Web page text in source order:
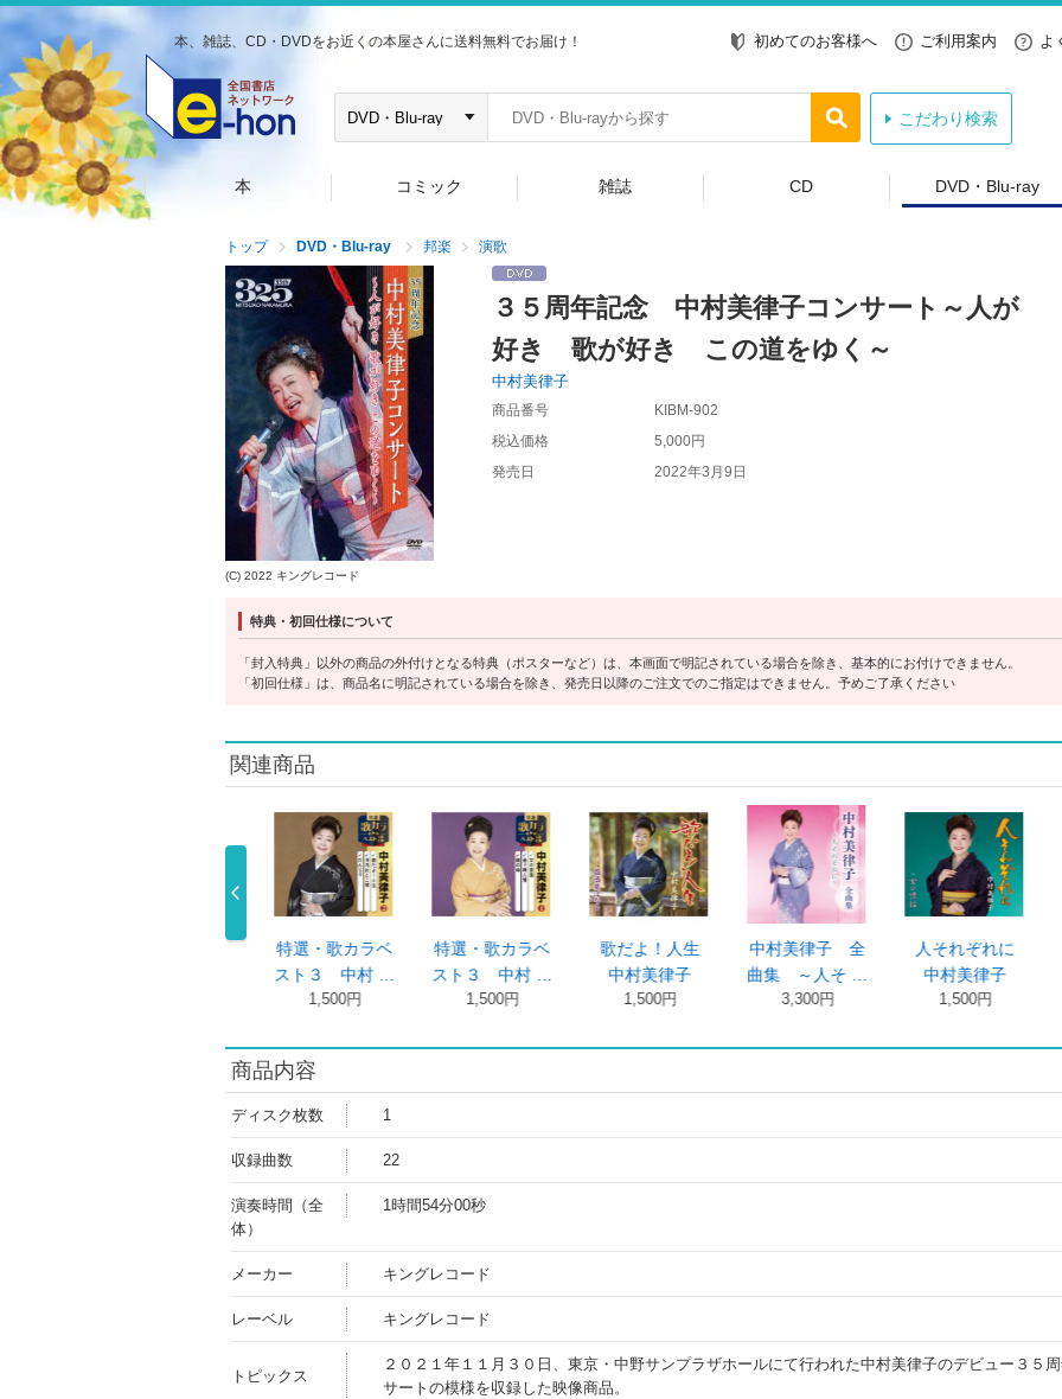
本、雑誌、CD・DVDをお近くの本屋さんに送料無料でお届け！ 初めてのお客様へ ご利用案内 よ
こだわり検索
本 コミック 雑誌 CD DVD・Blu-ray
トップ DVD・Blu-ray 邦楽 演歌
(C) 2022 キングレコード
３５周年記念 中村美律子コンサート～人が
好き 歌が好き この道をゆく～
中村美律子
商品番号
KIBM-902
税込価格
5,000円
発売日
2022年3月9日
特典・初回仕様について
「封入特典」以外の商品の外付けとなる特典（ポスターなど）は、本画面で明記されている場合を除き、基本的にお付けできません。
「初回仕様」は、商品名に明記されている場合を除き、発売日以降のご注文でのご指定はできません。予めご了承ください
関連商品
中村美律子 全
曲集 ～人そ …
人それぞれに
中村美律子
1,500円
ふうふ
中村美律子
1,500円
中村美律子 ベ
ストセレクシ …
4,100円
晩酌
中村美律子
1,400円
中村美律子全
集～銀の雨
3,300円
商品内容
ディスク枚数 1
収録曲数 22
演奏時間（全
体）
1時間54分00秒
メーカー キングレコード
レーベル キングレコード
トピックス
２０２１年１１月３０日、東京・中野サンプラザホールにて行われた中村美律子のデビュー３５
サートの模様を収録した映像商品。